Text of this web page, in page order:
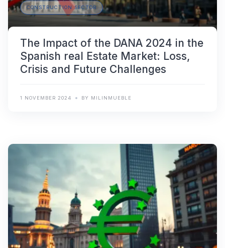
CONSTRUCTION SECTOR
The Impact of the DANA 2024 in the
Spanish real Estate Market: Loss,
Crisis and Future Challenges
1 NOVEMBER 2024 BY MILINMUEBLE